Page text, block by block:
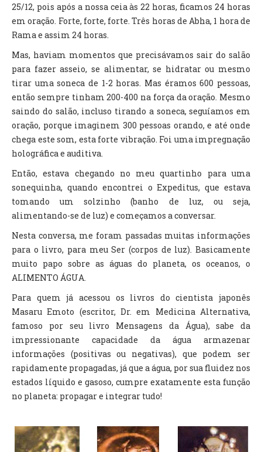
25/12, pois após a nossa ceia às 22 horas, ficamos 24 horas
em oração. Forte, forte, forte. Três horas de Abha, 1 hora de
Rama e assim 24 horas.
Mas, haviam momentos que precisávamos sair do salão
para fazer asseio, se alimentar, se hidratar ou mesmo
tirar uma soneca de 1-2 horas. Mas éramos 600 pessoas,
então sempre tinham 200-400 na força da oração. Mesmo
saindo do salão, incluso tirando a soneca, seguíamos em
oração, porque imaginem 300 pessoas orando, e até onde
chega este som, esta forte vibração. Foi uma impregnação
holográfica e auditiva.
Então, estava chegando no meu quartinho para uma
sonequinha, quando encontrei o Expeditus, que estava
tomando um solzinho (banho de luz, ou seja,
alimentando-se de luz) e começamos a conversar.
Nesta conversa, me foram passadas muitas informações
para o livro, para meu Ser (corpos de luz). Basicamente
muito papo sobre as águas do planeta, os oceanos, o
ALIMENTO ÁGUA.
Para quem já acessou os livros do cientista japonês
Masaru Emoto (escritor, Dr. em Medicina Alternativa,
famoso por seu livro Mensagens da Água), sabe da
impressionante capacidade da água armazenar
informações (positivas ou negativas), que podem ser
rapidamente propagadas, já que a água, por sua fluidez nos
estados líquido e gasoso, cumpre exatamente esta função
no planeta: propagar e integrar tudo!